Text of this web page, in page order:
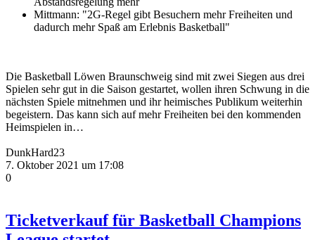
Mittmann: "2G-Regel gibt Besuchern mehr Freiheiten und
dadurch mehr Spaß am Erlebnis Basketball"
Die Basketball Löwen Braunschweig sind mit zwei Siegen aus drei
Spielen sehr gut in die Saison gestartet, wollen ihren Schwung in die
nächsten Spiele mitnehmen und ihr heimisches Publikum weiterhin
begeistern. Das kann sich auf mehr Freiheiten bei den kommenden
Heimspielen in…
DunkHard23
7. Oktober 2021 um 17:08
0
Ticketverkauf für Basketball Champions